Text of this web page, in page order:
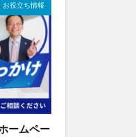
お役立ち情報
ームペー